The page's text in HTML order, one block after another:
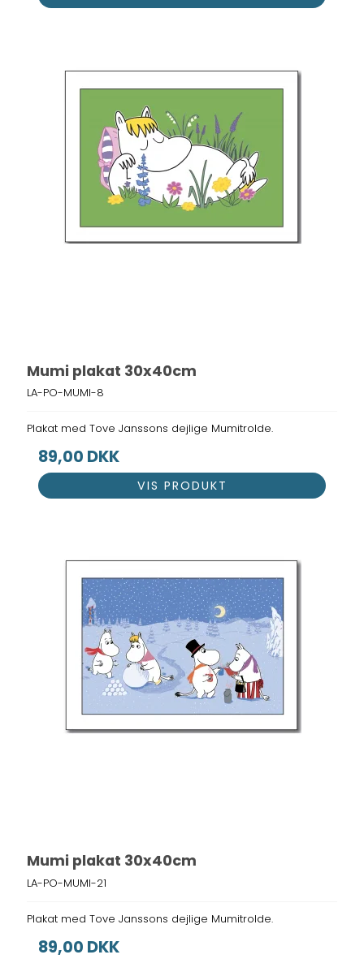
Mumi plakat 30x40cm
LA-PO-MUMI-8
Plakat med Tove Janssons dejlige Mumitrolde.
89,00 DKK
VIS PRODUKT
Mumi plakat 30x40cm
LA-PO-MUMI-21
Plakat med Tove Janssons dejlige Mumitrolde.
89,00 DKK